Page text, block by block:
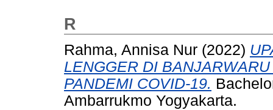
R
Rahma, Annisa Nur (2022)
LENGGER DI
PANDEMI COVID-19.
Ambarrukmo Yogyakarta.